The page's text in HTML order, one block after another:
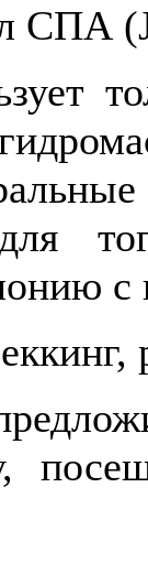
СПА
с